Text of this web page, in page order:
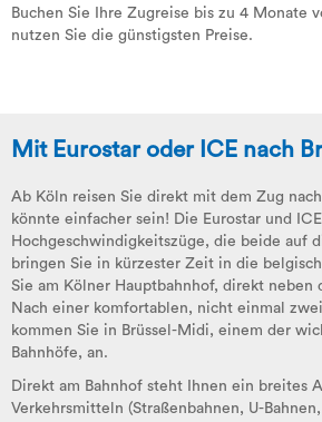
Buchen Sie Ihre Zugreise bis zu 4 Monate
nutzen Sie die günstigsten Preise.
Mit Eurostar oder ICE nach
Ab Köln reisen Sie direkt mit dem Zug
könnte einfacher sein! Die Eurostar und ICE
Hochgeschwindigkeitszüge, die beide auf
bringen Sie in kürzester Zeit in die
Sie am Kölner Hauptbahnhof, direkt neben
Nach einer komfortablen, nicht einmal
kommen Sie in Brüssel-Midi, einem der
Bahnhöfe, an.
Direkt am Bahnhof steht Ihnen ein breites
Verkehrsmitteln (Straßenbahnen, U-